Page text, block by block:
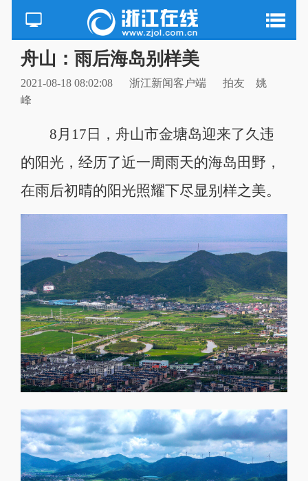
舟山：雨后海岛别样美
2021-08-18 08:02:08 浙江新闻客户端 ​​
拍友 姚
峰
8月17日，舟山市金塘岛迎来了久违
的阳光，经历了近一周雨天的海岛田野，
在雨后初晴的阳光照耀下尽显别样之美。